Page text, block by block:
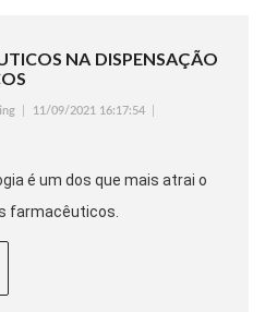
NA DISPENSAÇÃO
11/09/2021 16:17:54
é um dos que mais atrai o
farmacêuticos.